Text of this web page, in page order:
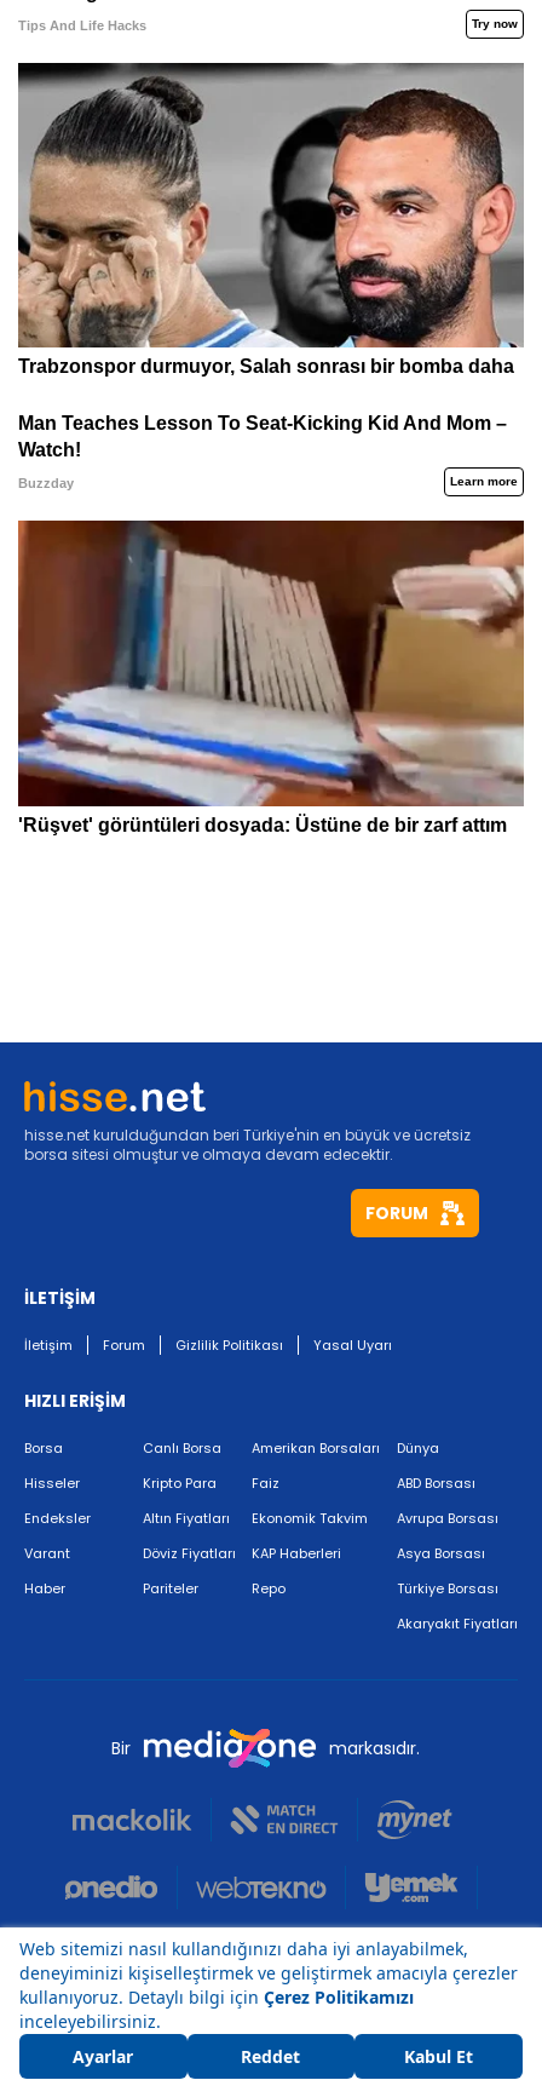
hisse.net kurulduğundan beri Türkiye'nin en büyük ve ücretsiz
borsa sitesi olmuştur ve olmaya devam edecektir.
FORUM
İLETİŞİM
İletişim Forum Gizlilik Politikası Yasal Uyarı
HIZLI ERİŞİM
Borsa
Hisseler
Endeksler
Varant
Haber
Canlı Borsa
Kripto Para
Altın Fiyatları
Döviz Fiyatları
Pariteler
Amerikan Borsaları
Faiz
Ekonomik Takvim
KAP Haberleri
Repo
Dünya
ABD Borsası
Avrupa Borsası
Asya Borsası
Türkiye Borsası
Akaryakıt Fiyatları
Bir markasıdır.